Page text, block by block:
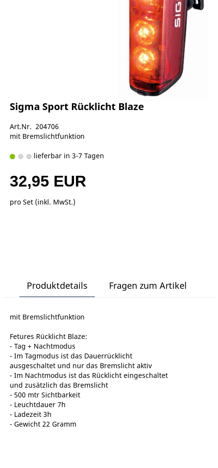
Sigma Sport Rücklicht Blaze
Art.Nr. 204706
mit Bremslichtfunktion
lieferbar in 3-7 Tagen
32,95 EUR
pro Set (inkl. MwSt.)
Produktdetails Fragen zum Artikel
mit Bremslichtfunktion
Fetures Rücklicht Blaze:
- Tag + Nachtmodus
- Im Tagmodus ist das Dauerrücklicht
ausgeschaltet und nur das Bremslicht aktiv
- Im Nachtmodus ist das Rücklicht eingeschaltet
und zusätzlich das Bremslicht
- 500 mtr Sichtbarkeit
- Leuchtdauer 7h
- Ladezeit 3h
- Gewicht 22 Gramm